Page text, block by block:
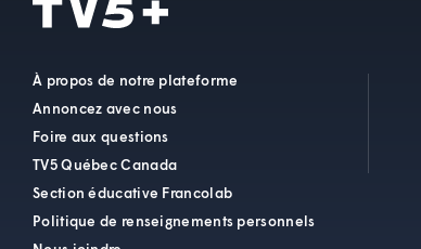
À propos de notre plateforme
Annoncez avec nous
Foire aux questions
TV5 Québec Canada
Section éducative Francolab
Politique de renseignements personnels